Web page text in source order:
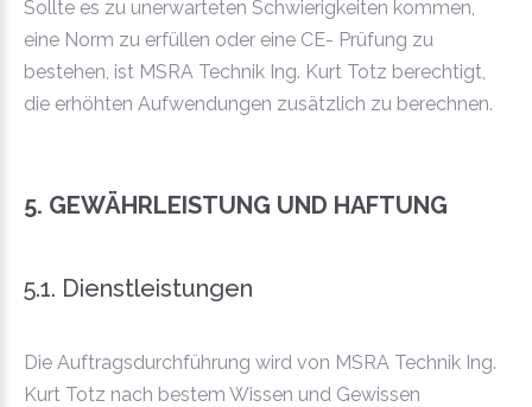
Sollte es zu unerwarteten Schwierigkeiten kommen,
eine Norm zu erfüllen oder eine CE- Prüfung zu
bestehen, ist MSRA Technik Ing. Kurt Totz berechtigt,
die erhöhten Aufwendungen zusätzlich zu berechnen.
5. GEWÄHRLEISTUNG UND HAFTUNG
5.1. Dienstleistungen
Die Auftragsdurchführung wird von MSRA Technik Ing.
Kurt Totz nach bestem Wissen und Gewissen